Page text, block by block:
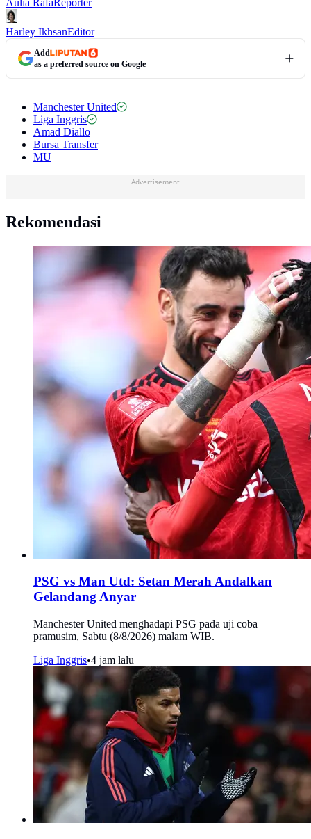
Harley IkhsanEditor
Add
as a preferred source on Google
Manchester United
Liga Inggris
Amad Diallo
Bursa Transfer
MU
Advertisement
Rekomendasi
PSG vs Man Utd: Setan Merah Andalkan
Gelandang Anyar
Manchester United menghadapi PSG pada uji coba
pramusim, Sabtu (8/8/2026) malam WIB.
Liga Inggris•4 jam lalu